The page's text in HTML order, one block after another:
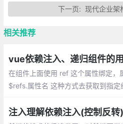
下一页:现代企业架
相关推荐
vue依赖注入、递归组件的
在组件上面使用 ref 这个属性绑定，
$refs.属性名 这种方式去获取到指
注入理解依赖注入(控制反转)